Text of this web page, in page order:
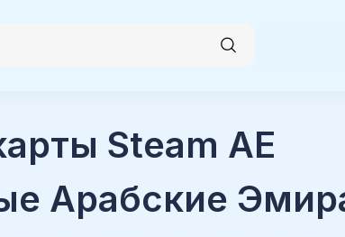
Steam AE
Арабские